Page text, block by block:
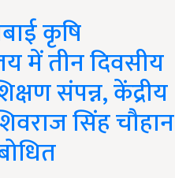
कृषि
में तीन दिवसीय
संपन्न, केंद्रीय
सिंह चौहान